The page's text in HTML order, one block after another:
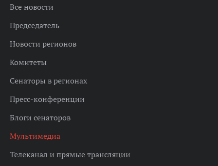
Все новости
Председатель
Новости регионов
Комитеты
Сенаторы в регионах
Пресс-конференции
Блоги сенаторов
Мультимедиа
Телеканал и прямые трансляции